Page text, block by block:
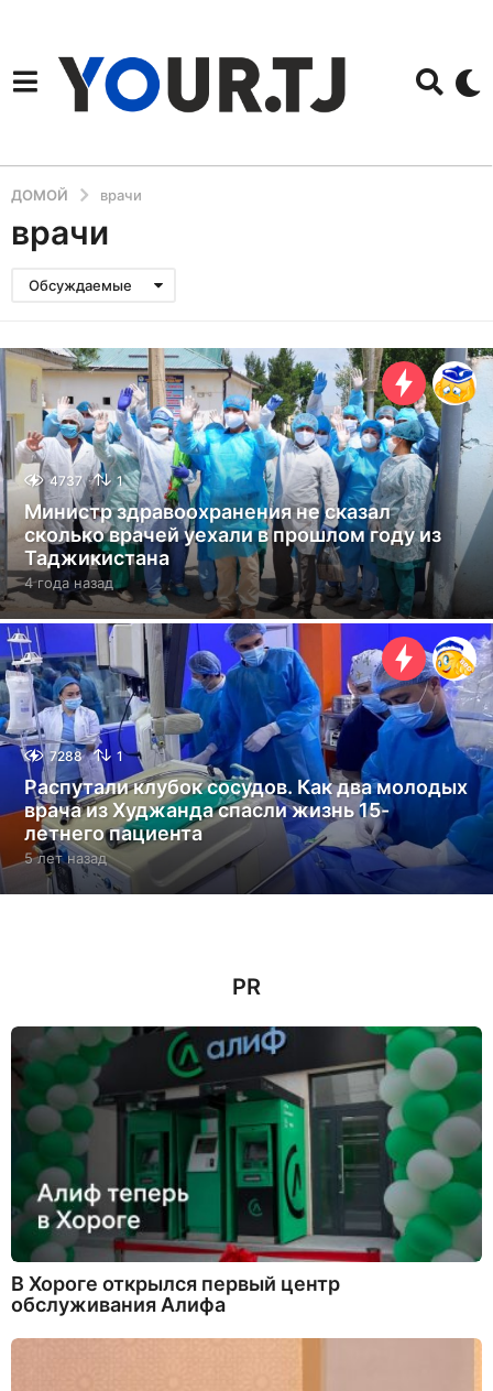
ДОМОЙ врачи
врачи
Обсуждаемые
4737 1
Министр здравоохранения не сказал
сколько врачей уехали в прошлом году из
Таджикистана
4 года назад4
г
о
а
н
а
з
а
7288 1
Распутали клубок сосудов. Как два молодых
врача из Худжанда спасли жизнь 15-
летнего пациента
5 лет назад5
л
е
д
PR
В Хороге открылся первый центр
обслуживания Алифа